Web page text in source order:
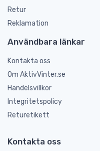
Retur
Reklamation
Användbara länkar
Kontakta oss
Om AktivVinter.se
Handelsvillkor
Integritetspolicy
Returetikett
Kontakta oss